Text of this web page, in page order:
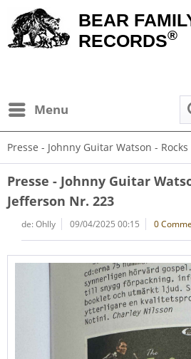
BEAR
RECORDS®
Menu
Presse - Johnny Guitar Watson -
Presse - Johnny Guitar
Jefferson Nr. 223
de:Ohlly 09/04/2025 00:15 0